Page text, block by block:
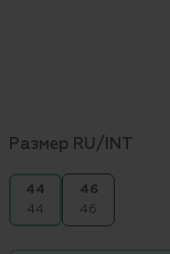
Размер RU/INT
44
44
46
46